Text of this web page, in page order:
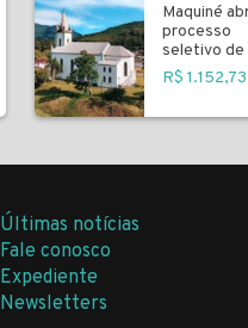
Maquiné
processo
seletivo de
R$ 1.152,73
Últimas notícias
Fale conosco
Expediente
Newsletters